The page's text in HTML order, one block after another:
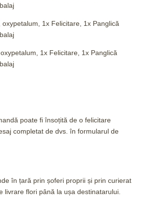
oxypetalum, 1x Felicitare, 1x Panglică
1x Felicitare, 1x Panglică
poate fi însoțită de o felicitare
completat de dvs. în formularul de
în țară prin șoferi proprii și prin curierat
livrare flori până la ușa destinatarului.